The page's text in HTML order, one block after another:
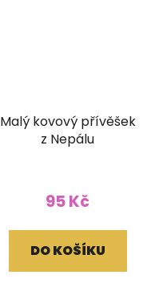
Malý kovový přívěšek
z Nepálu
95 Kč
DO KOŠÍKU